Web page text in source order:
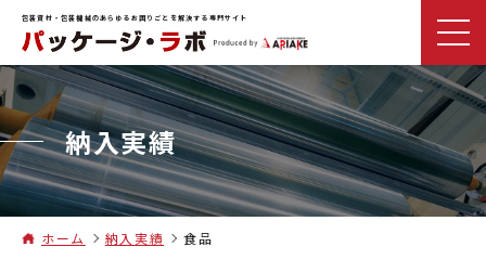
包装資材・包装機械のあらゆるお困りごとを解決する専門サイト
納入実績
ホーム 納入実績 食品